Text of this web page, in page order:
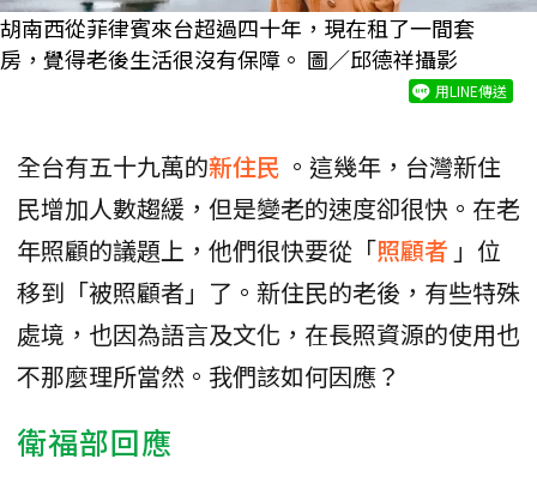
胡南西從菲律賓來台超過四十年，現在租了一間套
房，覺得老後生活很沒有保障。 圖／邱德祥攝影
用LINE傳送
全台有五十九萬的新住民 。這幾年，台灣新住
民增加人數趨緩，但是變老的速度卻很快。在老
年照顧的議題上，他們很快要從「照顧者 」位
移到「被照顧者」了。新住民的老後，有些特殊
處境，也因為語言及文化，在長照資源的使用也
不那麼理所當然。我們該如何因應？
衛福部回應